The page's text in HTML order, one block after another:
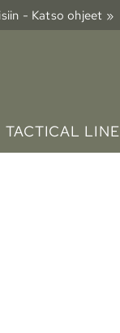
- Katso ohjeet »
TACTICAL LINE